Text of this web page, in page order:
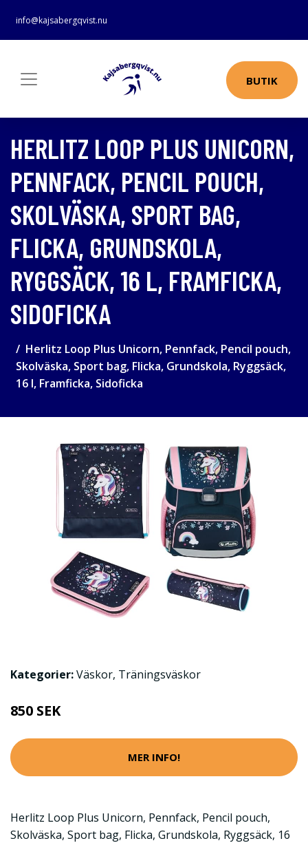
info@kajsabergqvist.nu
BUTIK
HERLITZ LOOP PLUS UNICORN,
PENNFACK, PENCIL POUCH,
SKOLVÄSKA, SPORT BAG,
FLICKA, GRUNDSKOLA,
RYGGSÄCK, 16 L, FRAMFICKA,
SIDOFICKA
Herlitz Loop Plus Unicorn, Pennfack, Pencil pouch,
Skolväska, Sport bag, Flicka, Grundskola, Ryggsäck,
16 l, Framficka, Sidoficka
Kategorier:Väskor, Träningsväskor
850 SEK
MER INFO!
Herlitz Loop Plus Unicorn, Pennfack, Pencil pouch,
Skolväska, Sport bag, Flicka, Grundskola, Ryggsäck, 16